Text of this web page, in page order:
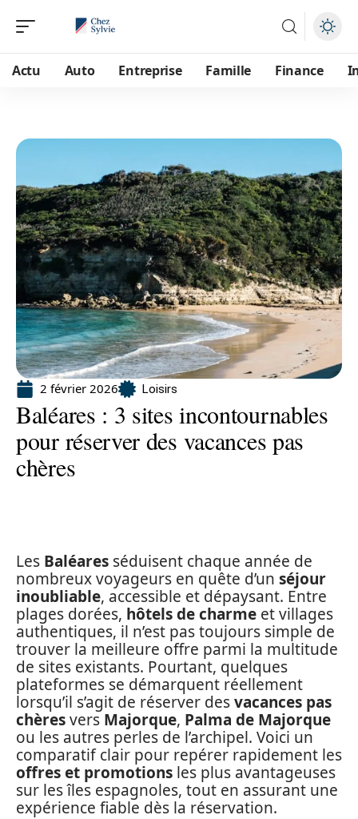
Actu Auto Entreprise Famille Finance
2 février 2026 Loisirs
Baléares : 3 sites incontournables
pour réserver des vacances pas
chères
Les Baléares séduisent chaque année de
nombreux voyageurs en quête d’un séjour
inoubliable, accessible et dépaysant. Entre
plages dorées, hôtels de charme et villages
authentiques, il n’est pas toujours simple de
trouver la meilleure offre parmi la multitude
de sites existants. Pourtant, quelques
plateformes se démarquent réellement
lorsqu’il s’agit de réserver desvacances pas
chèresvers Majorque, Palma de Majorque
ou les autres perles de l’archipel. Voici un
comparatif clair pour repérer rapidement les
offres et promotions les plus avantageuses
sur les îles espagnoles, tout en assurant une
expérience fiable dès la réservation.